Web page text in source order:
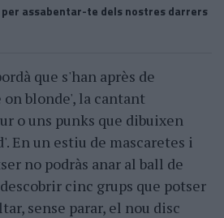
per assabentar-te dels nostres darrers
que s'han après de
blonde', la cantant
o uns punks que dibuixen
En un estiu de mascaretes i
no podràs anar al ball de
cinc grups que potser
sense parar, el nou disc